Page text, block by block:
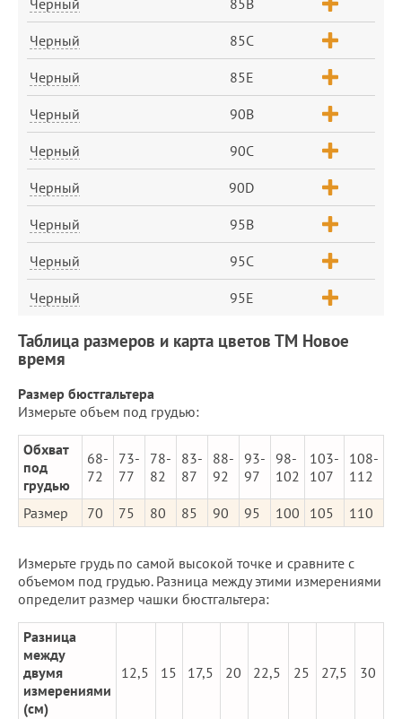
Черный 85C
Черный 85E
Черный 90B
Черный 90C
Черный 90D
Черный 95B
Черный 95C
Черный 95E
Таблица размеров и карта цветов ТМ Новое
время
Размер бюстгальтера
Измерьте объем под грудью:
Обхват
под
грудью
68-
72
73-
77
78-
82
83-
87
88-
92
93-
97
98-
102
103-
107
108-
112
Размер 70 75 80 85 90 95 100 105 110
Измерьте грудь по самой высокой точке и сравните с
объемом под грудью. Разница между этими измерениями
определит размер чашки бюстгальтера:
Разница
между
двумя
измерениями
(см)
12,5 15 17,5 20 22,5 25 27,5 30